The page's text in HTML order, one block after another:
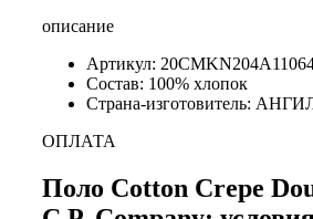
описание
Артикул:
Состав: 100% хлопок
Страна-изготовитель:
ОПЛАТА
Поло Cotton Crepe